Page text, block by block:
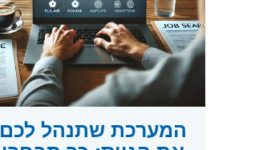
המערכת שתנהל לכם